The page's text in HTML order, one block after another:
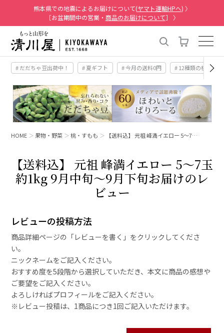
熊本県での地震によるお届けについて(ヤマト運輸HPへ) 〉
［お盆期間中の営業・ 商品のお届けについて］ 〉
# だだちゃ豆出荷中！ # 夏ギフト # 今月の送料0円 # 12種類の桃
HOME 果物・野菜 桃・すもも 【送料込】 元祖 峰満イエロー 5～7…
【送料込】 元祖 峰満イエロー 5～7玉
約1kg 9月中旬～9月下旬お届けのレ
ビュー
レビューの投稿方法
商品詳細ページの「レビューを書く」をクリックしてくださ
い。
ニックネームをご記入ください。
おすすめ度を5段階から選択していただき、本文に商品の感想や
ご要望をご記入ください。
よろしければプロフィールをご記入ください。
※レビュー投稿は、1商品につき1回ご記入いただけます。